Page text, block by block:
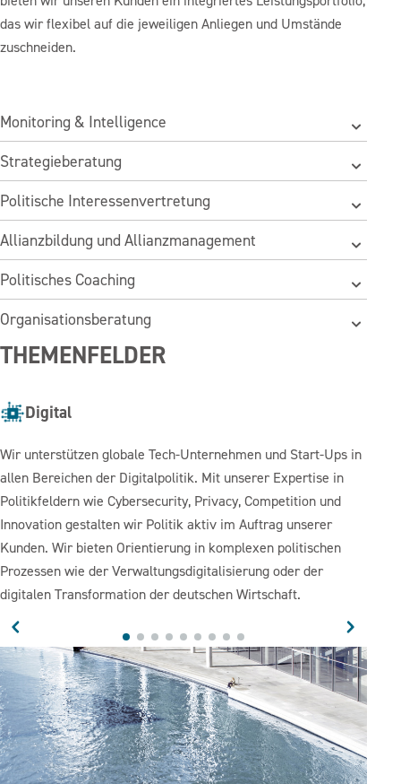
das wir flexibel auf die jeweiligen Anliegen und Umstände
zuschneiden.
Monitoring & Intelligence
Strategieberatung
Politische Interessenvertretung
Allianzbildung und Allianzmanagement
Politisches Coaching
Organisationsberatung
THEMENFELDER
Digital
Wir unterstützen globale Tech-Unternehmen und Start-Ups in
allen Bereichen der Digitalpolitik. Mit unserer Expertise in
Politikfeldern wie Cybersecurity, Privacy, Competition und
Innovation gestalten wir Politik aktiv im Auftrag unserer
Kunden. Wir bieten Orientierung in komplexen politischen
Prozessen wie der Verwaltungsdigitalisierung oder der
digitalen Transformation der deutschen Wirtschaft.